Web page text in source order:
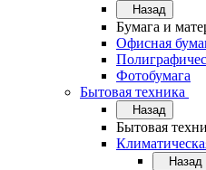
Назад
Бумага и
Офисная
Фотобумага
Бытовая техника
Назад
Бытовая
Назад